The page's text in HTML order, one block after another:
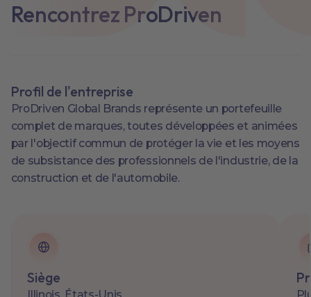
Rencontrez ProDriven
Profil de l'entreprise
ProDriven Global Brands représente un portefeuille
complet de marques, toutes développées et animées
par l'objectif commun de protéger la vie et les moyens
de subsistance des professionnels de l'industrie, de la
construction et de l'automobile.
Siège